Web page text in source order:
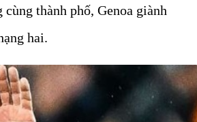
thành phố, Genoa giành
hai.